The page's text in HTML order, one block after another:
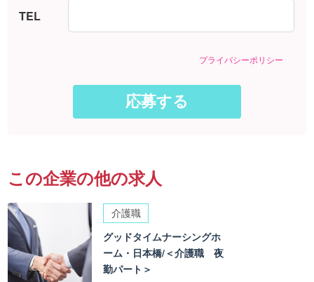
TEL
プライバシーポリシー
この企業の他の求人
介護職
グッドタイムナーシングホ
ーム・日本橋/＜介護職 夜
勤パート＞